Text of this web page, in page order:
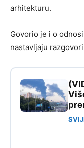
arhitekturu.
Govorio je i o
nastavljaju